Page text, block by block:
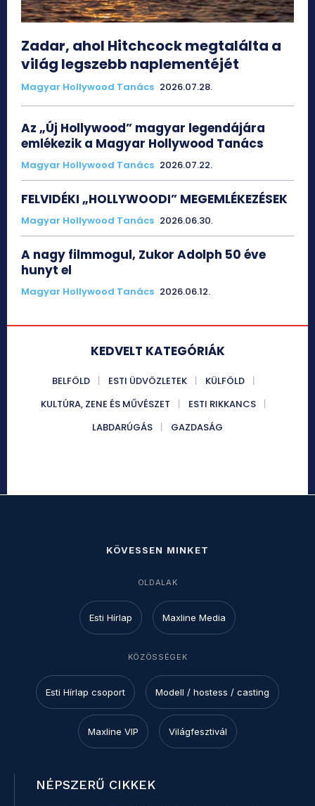
Zadar, ahol Hitchcock megtalálta a
világ legszebb naplementéjét
Magyar Hollywood Tanács 2026.07.28.
Az „Új Hollywood” magyar legendájára
emlékezik a Magyar Hollywood Tanács
Magyar Hollywood Tanács 2026.07.22.
FELVIDÉKI „HOLLYWOODI” MEGEMLÉKEZÉSEK
Magyar Hollywood Tanács 2026.06.30.
A nagy filmmogul, Zukor Adolph 50 éve
hunyt el
Magyar Hollywood Tanács 2026.06.12.
KEDVELT KATEGÓRIÁK
BELFÖLD ESTI ÜDVÖZLETEK
KÜLFÖLD
KULTÚRA, ZENE ÉS MŰVÉSZET
ESTI RIKKANCS
LABDARÚGÁS
GAZDASÁG
KÖVESSEN MINKET
OLDALAK
Esti Hírlap Maxline Media
KÖZÖSSÉGEK
Esti Hírlap csoport Modell / hostess / casting
Maxline VIP Világfesztivál
NÉPSZERŰ CIKKEK